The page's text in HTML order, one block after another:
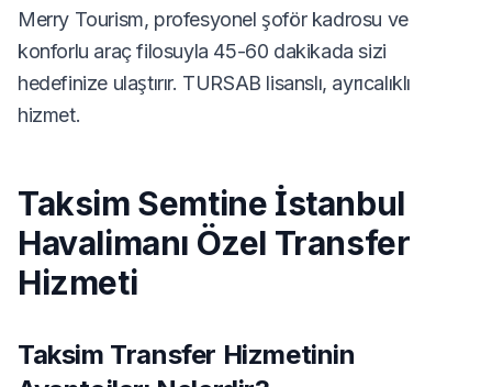
Merry Tourism, profesyonel şoför kadrosu ve
konforlu araç filosuyla 45-60 dakikada sizi
hedefinize ulaştırır. TURSAB lisanslı, ayrıcalıklı
hizmet.
Taksim Semtine İstanbul
Havalimanı Özel Transfer
Hizmeti
Taksim Transfer Hizmetinin